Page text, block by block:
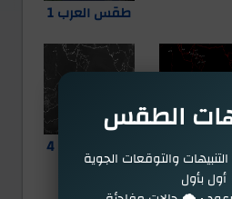
طقس العرب 1
الطقس
والتوقعات الجوية
أول بأول